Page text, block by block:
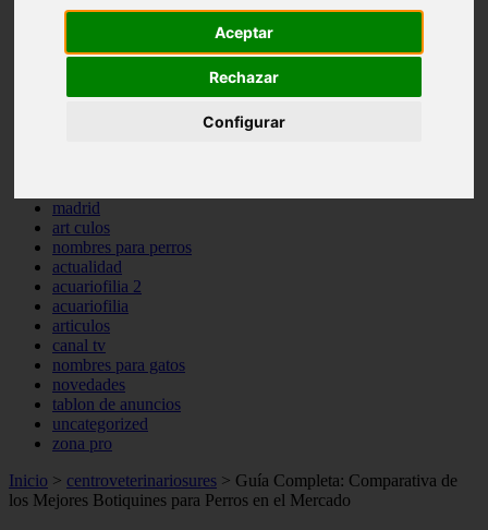
Aceptar
Rechazar
Configurar
cr a
especies invasoras
madrid
art culos
nombres para perros
actualidad
acuariofilia 2
acuariofilia
articulos
canal tv
nombres para gatos
novedades
tablon de anuncios
uncategorized
zona pro
Inicio > centroveterinariosures > Guía Completa: Comparativa de
los Mejores Botiquines para Perros en el Mercado